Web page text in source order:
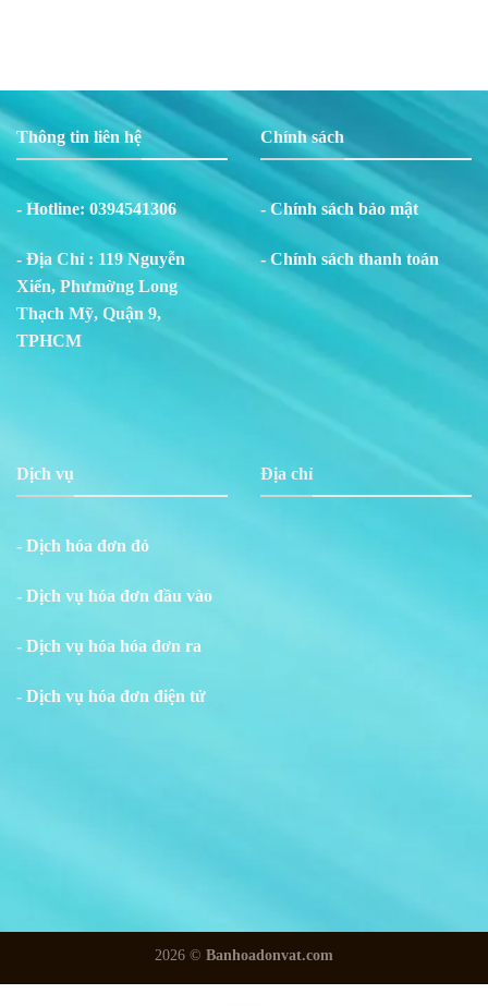
Thông tin liên hệ
- Hotline: 0394541306
- Địa Chỉ : 119 Nguyễn
Xiển, Phưmờng Long
Thạch Mỹ, Quận 9,
TPHCM
Chính sách
- Chính sách bảo mật
- Chính sách thanh toán
Dịch vụ
- Dịch hóa đơn đỏ
- Dịch vụ hóa đơn đầu vào
- Dịch vụ hóa hóa đơn ra
- Dịch vụ hóa đơn điện tử
Địa chỉ
2026 © Banhoadonvat.com